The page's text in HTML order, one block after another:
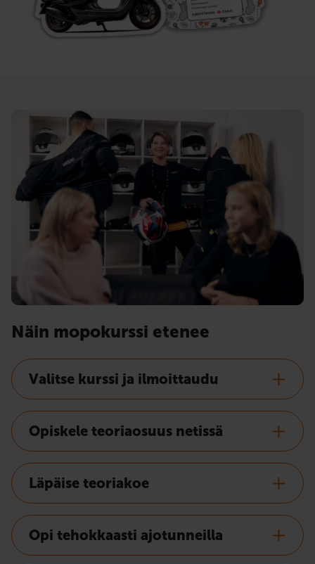
Näin mopokurssi etenee
Valitse kurssi ja ilmoittaudu
Opiskele teoriaosuus netissä
Läpäise teoriakoe
Opi tehokkaasti ajotunneilla